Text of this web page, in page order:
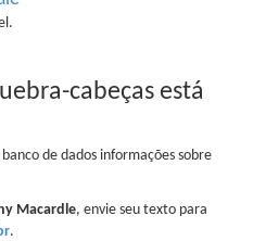
cabeças está
de dados informações sobre
Macardle, envie seu texto para
.